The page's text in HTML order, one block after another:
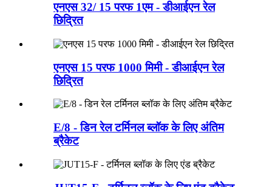
एनएस 32/ 15 परफ 1एम - डीआईएन रेल
छिद्रित
एनएस 15 परफ 1000 मिमी - डीआईएन रेल
छिद्रित
E/8 - डिन रेल टर्मिनल ब्लॉक के लिए अंतिम
ब्रैकेट